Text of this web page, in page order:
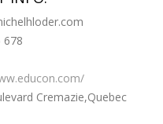
678
Cremazie,Quebec